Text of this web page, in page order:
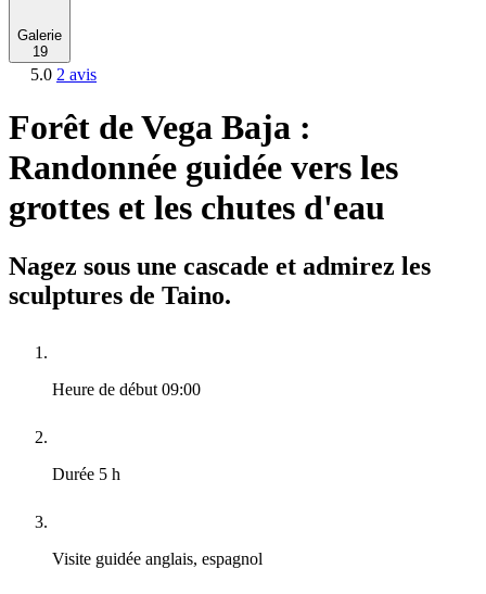
Galerie
19
5.0 2 avis
Forêt de Vega Baja :
Randonnée guidée vers les
grottes et les chutes d'eau
Nagez sous une cascade et admirez les
sculptures de Taino.
Heure de début 09:00
Durée 5 h
Visite guidée anglais, espagnol